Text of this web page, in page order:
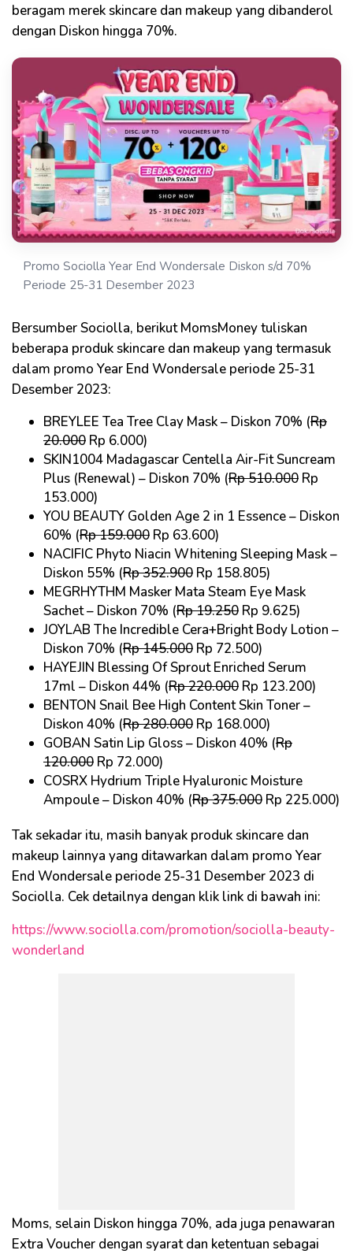
beragam merek skincare dan makeup yang dibanderol
dengan Diskon hingga 70%.
Promo Sociolla Year End Wondersale Diskon s/d 70%
Periode 25-31 Desember 2023
Bersumber Sociolla, berikut MomsMoney tuliskan
beberapa produk skincare dan makeup yang termasuk
dalam promo Year End Wondersale periode 25-31
Desember 2023:
BREYLEE Tea Tree Clay Mask – Diskon 70% (Rp
20.000 Rp 6.000)
SKIN1004 Madagascar Centella Air-Fit Suncream
Plus (Renewal) – Diskon 70% (Rp 510.000 Rp
153.000)
YOU BEAUTY Golden Age 2 in 1 Essence – Diskon
60% (Rp 159.000 Rp 63.600)
NACIFIC Phyto Niacin Whitening Sleeping Mask –
Diskon 55% (Rp 352.900 Rp 158.805)
MEGRHYTHM Masker Mata Steam Eye Mask
Sachet – Diskon 70% (Rp 19.250 Rp 9.625)
JOYLAB The Incredible Cera+Bright Body Lotion –
Diskon 70% (Rp 145.000 Rp 72.500)
HAYEJIN Blessing Of Sprout Enriched Serum
17ml – Diskon 44% (Rp 220.000 Rp 123.200)
BENTON Snail Bee High Content Skin Toner –
Diskon 40% (Rp 280.000 Rp 168.000)
GOBAN Satin Lip Gloss – Diskon 40% (Rp
120.000 Rp 72.000)
COSRX Hydrium Triple Hyaluronic Moisture
Ampoule – Diskon 40% (Rp 375.000 Rp 225.000)
Tak sekadar itu, masih banyak produk skincare dan
makeup lainnya yang ditawarkan dalam promo Year
End Wondersale periode 25-31 Desember 2023 di
Sociolla. Cek detailnya dengan klik link di bawah ini:
https://www.sociolla.com/promotion/sociolla-beauty-
wonderland
Moms, selain Diskon hingga 70%, ada juga penawaran
Extra Voucher dengan syarat dan ketentuan sebagai